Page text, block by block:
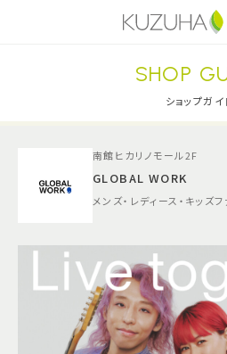
年中無休平 日：
※店舗により
ショップガイ
グルメ＆フ
ショップニュ
イベント
SHOP
ショップガイ
南館ヒカリノモール2F
GLOBAL WORK
メンズ・レディース・キッズフ